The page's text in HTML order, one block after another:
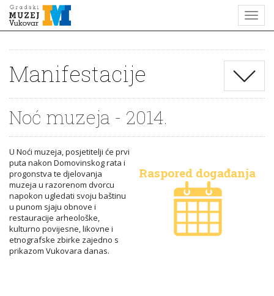
Manifestacije
Noć muzeja - 2014.
Raspored događanja
U Noći muzeja, posjetitelji će prvi
puta nakon Domovinskog rata i
progonstva te djelovanja
muzeja u razorenom dvorcu
napokon ugledati svoju baštinu
u punom sjaju obnove i
restauracije arheološke,
kulturno povijesne, likovne i
etnografske zbirke zajedno s
prikazom Vukovara danas.